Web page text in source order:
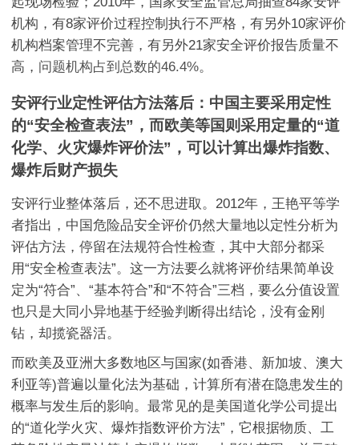
机构，有8家评价过程控制执行不严格，有另外10家评价
机构档案管理不完善，有另外21家安全评价报告质量不
高， 问题机构占到总数的46.4%。
安评行业定性评估方法落后：中国主要采用定性
的“安全检查表法”，而欧美等国则采用定量的“道
化学、火灾爆炸评价法”，可以计算出爆炸指数、
爆炸后财产损失
安评行业整体落后，还不思进取。2012年，王艳平等学
者指出，中国危险品安全评价仍然大量地以定性分析为
评估方法，停留在法规符合性检查，其中大部分都采
用“安全检查表法”。这一方法要么就将评价结果简单设
定为“符合”、“基本符合”和“不符合”三档，要么分值设置
也只是大同小异地基于经验判断得出结论，没有金刚
钻，却揽瓷器活。
而欧美及亚洲大多数地区与国家(如香港、新加坡、澳大
利亚等)普遍以量化法为基础，计算所有潜在隐患发生的
概率与发生后的影响。最常见的是美国道化学公司提出
的“道化学火灾、爆炸指数评价方法”，它根据物质、工